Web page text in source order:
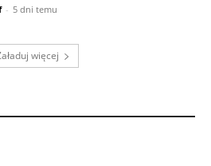
- 5 dni temu
więcej